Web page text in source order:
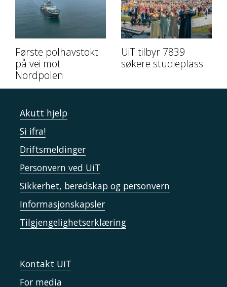
Første polhavstokt
på vei mot
Nordpolen
UiT tilbyr 7839
søkere studieplass
Akutt hjelp
Si ifra!
Driftsmeldinger
Personvern ved UiT
Sikkerhet, beredskap og personvern
Informasjonskapsler
Tilgjengelighetserklæring
Kontakt UiT
For media